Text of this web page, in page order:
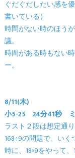
ぐだぐだしたい感を
書いている）
時間がない時のほう
議。
時間がある時もない
ー。
8/11(木)
小5-25 24分41秒
ラスト２段は想定通
168÷9の問題で、い
時に、18×9をやって